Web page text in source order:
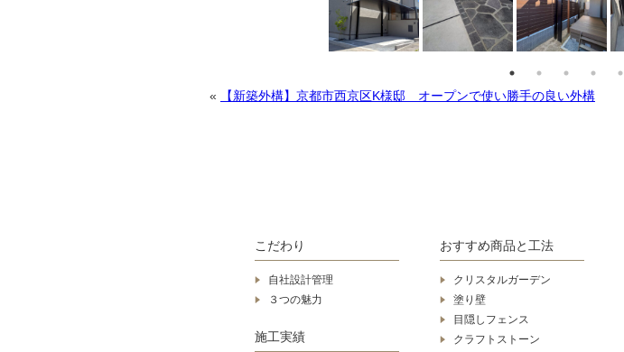
« 【新築外構】京都市西京区K様邸 オープンで使い勝手の良い外構
こだわり
自社設計管理
３つの魅力
施工実績
おすすめ商品と工法
クリスタルガーデン
塗り壁
目隠しフェンス
クラフトストーン